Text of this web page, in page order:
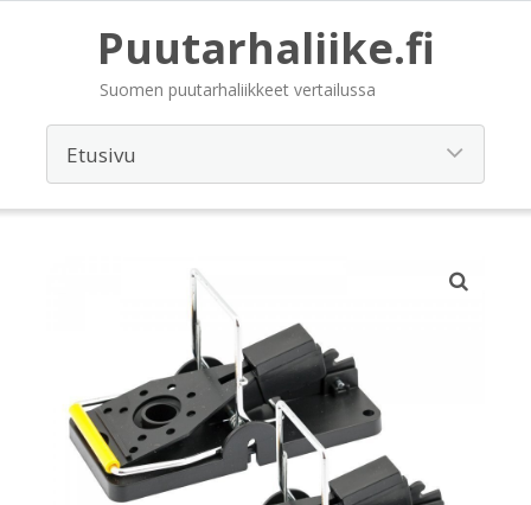
Puutarhaliike.fi
Suomen puutarhaliikkeet vertailussa